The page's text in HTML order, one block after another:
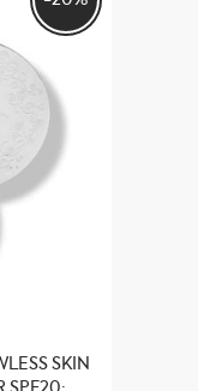
SKIN